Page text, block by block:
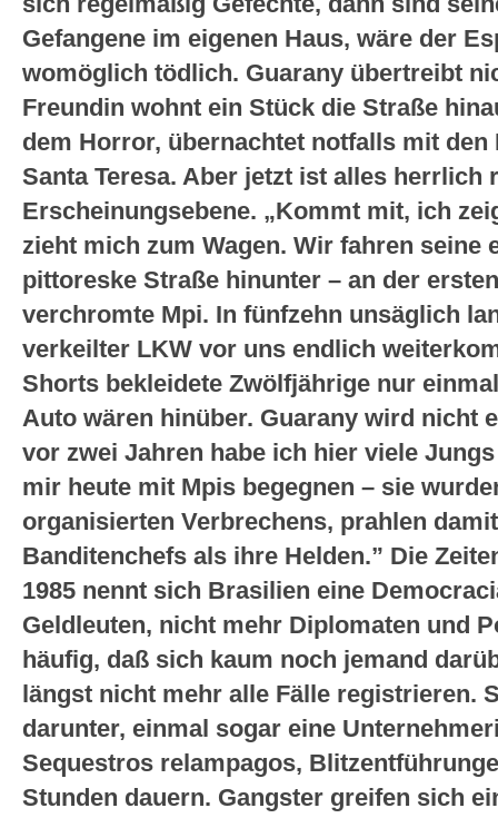
Gefangene im eigenen Haus, wäre der
womöglich tödlich. Guarany übertreibt
Freundin wohnt ein Stück die Straße
dem Horror, übernachtet notfalls mit
Santa Teresa. Aber jetzt ist alles herrlich
Erscheinungsebene. „Kommt mit, ich
zieht mich zum Wagen. Wir fahren seine
pittoreske Straße hinunter – an der
verchromte Mpi. In fünfzehn unsäglich
verkeilter LKW vor uns endlich
Shorts bekleidete Zwölfjährige nur
Auto wären hinüber. Guarany wird nicht
vor zwei Jahren habe ich hier viele
mir heute mit Mpis begegnen – sie
organisierten Verbrechens, prahlen
Banditenchefs als ihre Helden.” Die
1985 nennt sich Brasilien eine
Geldleuten, nicht mehr Diplomaten und
häufig, daß sich kaum noch jemand
längst nicht mehr alle Fälle registrieren.
darunter, einmal sogar eine
Sequestros relampagos,
Stunden dauern. Gangster greifen sich